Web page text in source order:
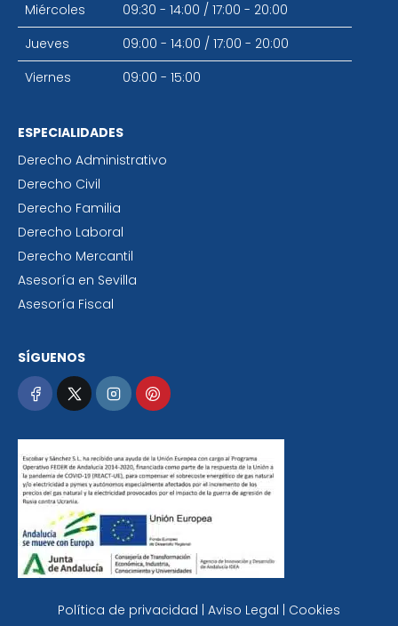
Miércoles
09:30 - 14:00 / 17:00 - 20:00
Jueves
09:00 - 14:00 / 17:00 - 20:00
Viernes
09:00 - 15:00
ESPECIALIDADES
Derecho Administrativo
Derecho Civil
Derecho Familia
Derecho Laboral
Derecho Mercantil
Asesoría en Sevilla
Asesoría Fiscal
SÍGUENOS
Política de privacidad | Aviso Legal | Cookies